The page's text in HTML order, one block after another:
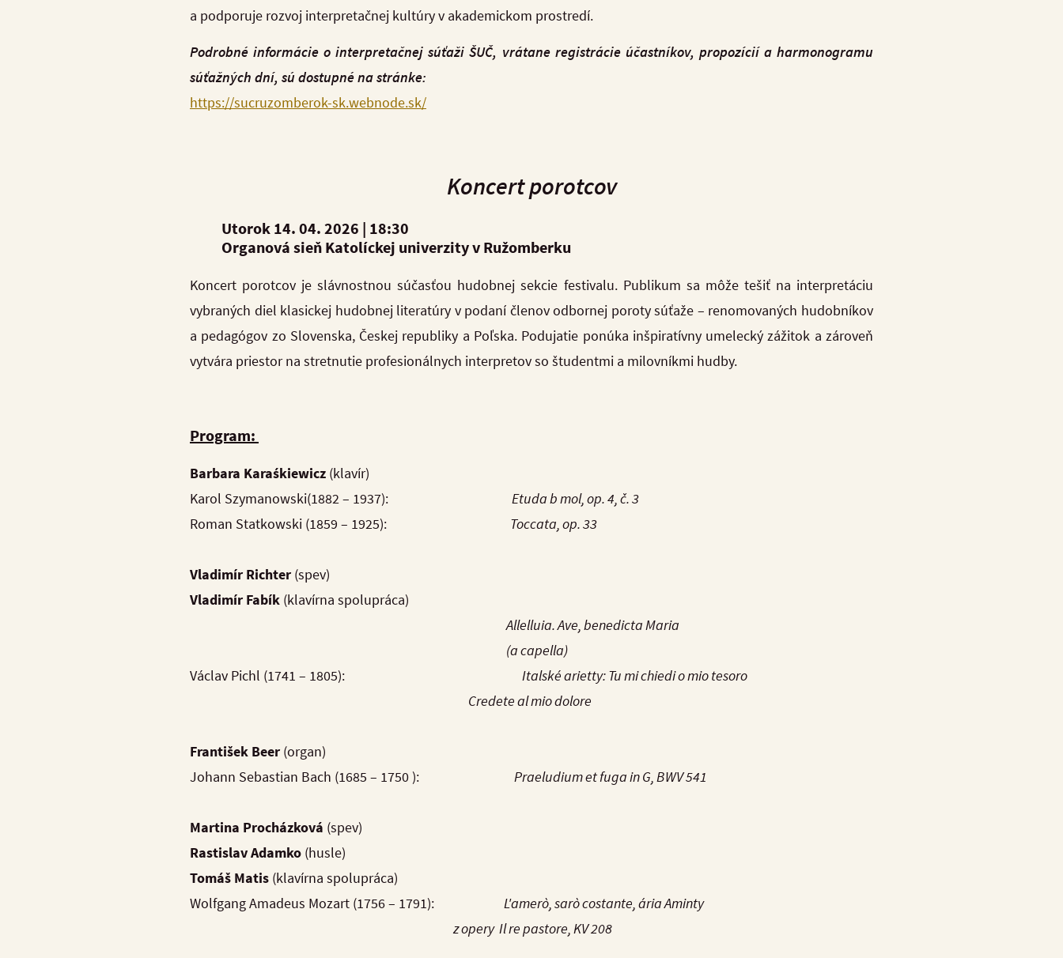
a podporuje rozvoj interpretačnej kultúry v akademickom prostredí.
Podrobné informácie o interpretačnej súťaži ŠUČ, vrátane registrácie účastníkov, propozícií a harmonogramu
súťažných dní, sú dostupné na stránke:
https://sucruzomberok-sk.webnode.sk/
Koncert porotcov
Utorok 14. 04. 2026 | 18:30
Organová sieň Katolíckej univerzity v Ružomberku
Koncert porotcov je slávnostnou súčasťou hudobnej sekcie festivalu. Publikum sa môže tešiť na interpretáciu
vybraných diel klasickej hudobnej literatúry v podaní členov odbornej poroty súťaže – renomovaných hudobníkov
a pedagógov zo Slovenska, Českej republiky a Poľska. Podujatie ponúka inšpiratívny umelecký zážitok a zároveň
vytvára priestor na stretnutie profesionálnych interpretov so študentmi a milovníkmi hudby.
Program:
Barbara Karaśkiewicz (klavír)
Karol Szymanowski(1882 – 1937): Etuda b mol, op. 4, č. 3
Roman Statkowski (1859 – 1925): Toccata, op. 33
Vladimír Richter (spev)
Vladimír Fabík (klavírna spolupráca)
Allelluia. Ave, benedicta Maria
(a capella)
Václav Pichl (1741 – 1805): Italské arietty: Tu mi chiedi o mio tesoro
Credete al mio dolore
František Beer (organ)
Johann Sebastian Bach (1685 – 1750 ): Praeludium et fuga in G, BWV 541
Martina Procházková (spev)
Rastislav Adamko (husle)
Tomáš Matis (klavírna spolupráca)
Wolfgang Amadeus Mozart (1756 – 1791): L'amerò, sarò costante, ária Aminty
z opery Il re pastore, KV 208